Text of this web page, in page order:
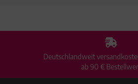
Deutschlandweit
ab 90 €